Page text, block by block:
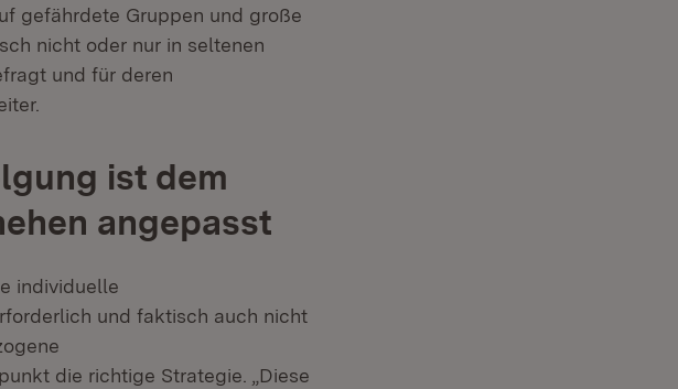
gefährdete Gruppen und große
nicht oder nur in seltenen
und für deren
ist dem
angepasst
individuelle
und faktisch auch nicht
die richtige Strategie. „Diese